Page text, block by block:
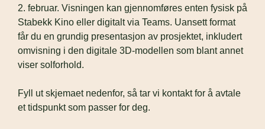
2. februar. Visningen kan gjennomføres enten fysisk på
Stabekk Kino eller digitalt via Teams. Uansett format
får du en grundig presentasjon av prosjektet, inkludert
omvisning i den digitale 3D-modellen som blant annet
viser solforhold.
Fyll ut skjemaet nedenfor, så tar vi kontakt for å avtale
et tidspunkt som passer for deg.